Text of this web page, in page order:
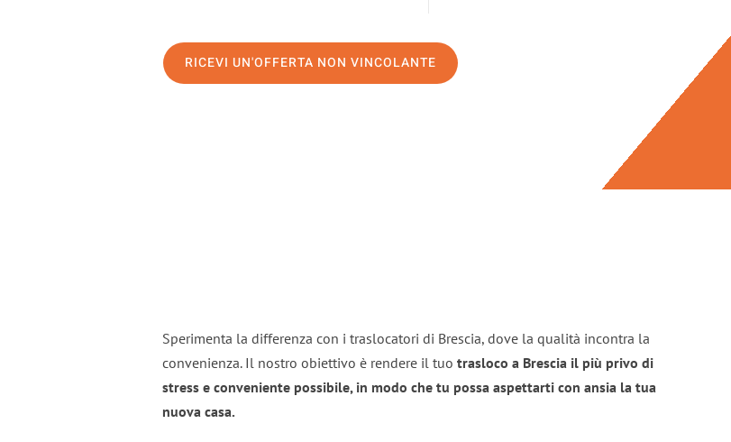
RICEVI UN'OFFERTA NON VINCOLANTE
Sperimenta la differenza con i traslocatori di Brescia, dove la qualità incontra la
convenienza. Il nostro obiettivo è rendere il tuo trasloco a Brescia il più privo di
stress e conveniente possibile, in modo che tu possa aspettarti con ansia la tua
nuova casa.